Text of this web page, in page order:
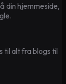
din hjemmeside,
til alt fra blogs til